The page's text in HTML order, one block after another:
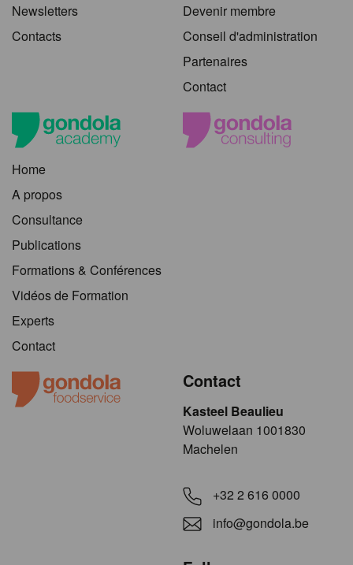
Newsletters
Contacts
Devenir membre
Conseil d'administration
Partenaires
Contact
Home
A propos
Consultance
Publications
Formations & Conférences
Vidéos de Formation
Experts
Contact
Contact
Kasteel Beaulieu
​​​Woluwelaan 1001830
Machelen
+32 2 616 0000
info@gondola.be